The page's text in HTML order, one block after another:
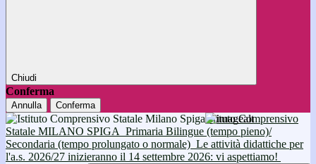
Chiudi
Conferma
Annulla Conferma
Istituto Comprensivo
Statale MILANO SPIGA Primaria Bilingue (tempo pieno)/
Secondaria (tempo prolungato o normale) Le attività didattiche per
l'a.s. 2026/27 inizieranno il 14 settembre 2026: vi aspettiamo!